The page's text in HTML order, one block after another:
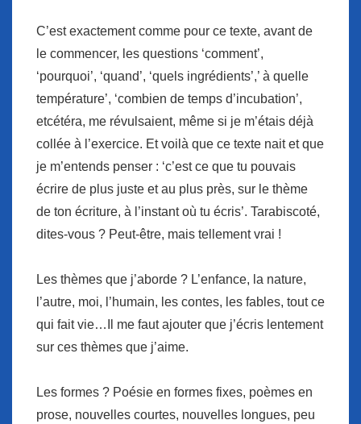
C’est exactement comme pour ce texte, avant de
le commencer, les questions ‘comment’,
‘pourquoi’, ‘quand’, ‘quels ingrédients’,’ à quelle
température’, ‘combien de temps d’incubation’,
etcétéra, me révulsaient, même si je m’étais déjà
collée à l’exercice. Et voilà que ce texte nait et que
je m’entends penser : ‘c’est ce que tu pouvais
écrire de plus juste et au plus près, sur le thème
de ton écriture, à l’instant où tu écris’. Tarabiscoté,
dites-vous ? Peut-être, mais tellement vrai !
Les thèmes que j’aborde ? L’enfance, la nature,
l’autre, moi, l’humain, les contes, les fables, tout ce
qui fait vie…Il me faut ajouter que j’écris lentement
sur ces thèmes que j’aime.
Les formes ? Poésie en formes fixes, poèmes en
prose, nouvelles courtes, nouvelles longues, peu